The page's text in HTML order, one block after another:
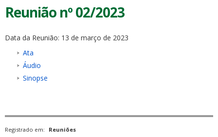
Reunião nº 02/2023
Data da Reunião: 13 de março de 2023
Ata
Áudio
Sinopse
Registrado em: Reuniões